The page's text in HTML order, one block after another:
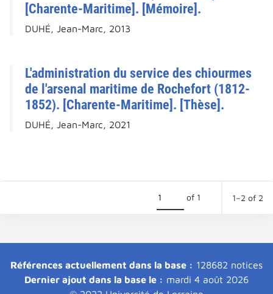
[Charente-Maritime]. [Mémoire].
DUHÉ, Jean-Marc, 2013
L'administration du service des chiourmes
de l'arsenal maritime de Rochefort (1812-
1852). [Charente-Maritime]. [Thèse].
DUHÉ, Jean-Marc, 2021
of 1 1–2 of 2
Références actuellement dans la base : 128682 notices
Dernier ajout dans la base le : mardi 4 août 2026